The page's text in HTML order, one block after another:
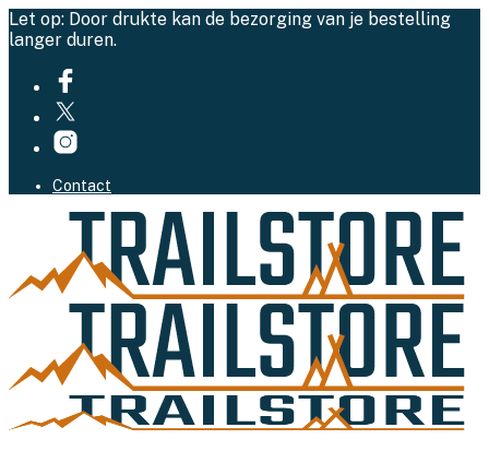
Let op: Door drukte kan de bezorging van je bestelling
langer duren.
Contact